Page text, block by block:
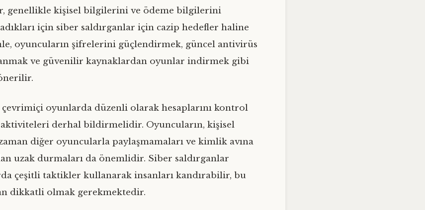
genellikle kişisel bilgilerini ve ödeme bilgilerini
için siber saldırganlar için cazip hedefler haline
oyuncuların şifrelerini güçlendirmek, güncel antivirüs
ve güvenilir kaynaklardan oyunlar indirmek gibi
çevrimiçi oyunlarda düzenli olarak hesaplarını kontrol
derhal bildirmelidir. Oyuncuların, kişisel
diğer oyuncularla paylaşmamaları ve kimlik avına
uzak durmaları da önemlidir. Siber saldırganlar
çeşitli taktikler kullanarak insanları kandırabilir, bu
dikkatli olmak gerekmektedir.